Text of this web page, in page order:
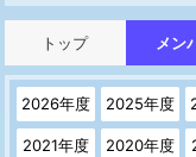
トップ メン
2026年度 2025年度
2021年度 2020年度